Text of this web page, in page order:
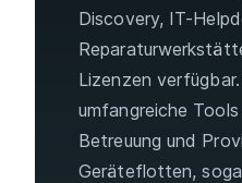
Discovery, IT-
Lizenzen
umfangreiche
Betreuung und
Geräteflotten,